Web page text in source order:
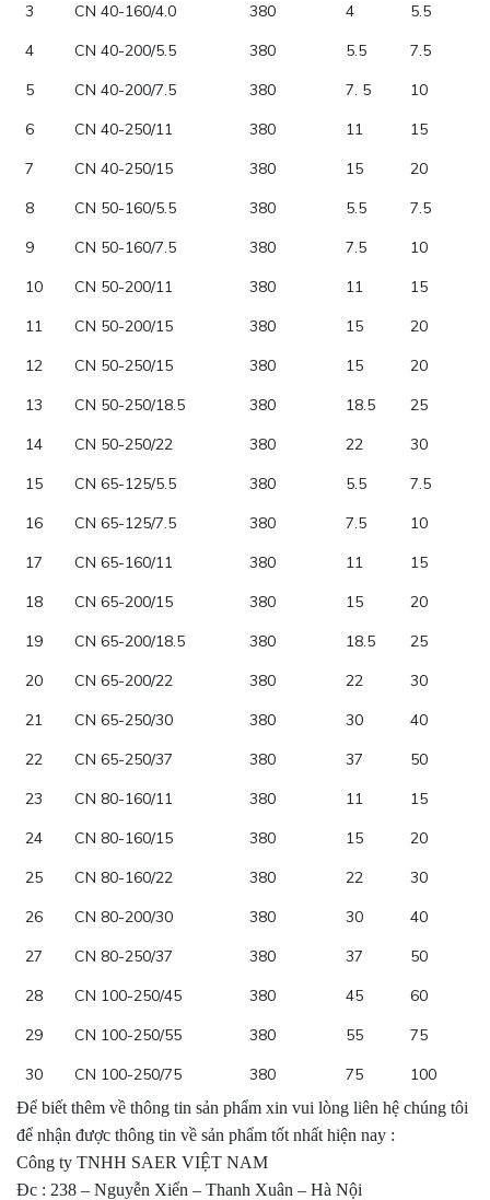
3
CN 40-160/4.0 380 4
5.5
4
CN 40-200/5.5 380 5.5
7.5
5
CN 40-200/7.5 380 7. 5
10
6
CN 40-250/11 380 11
15
7
CN 40-250/15 380 15
20
8
CN 50-160/5.5 380 5.5
7.5
9
CN 50-160/7.5 380 7.5
10
10
CN 50-200/11 380 11
15
11
CN 50-200/15 380 15
20
12
CN 50-250/15 380 15
20
13
CN 50-250/18.5 380 18.5
25
14
CN 50-250/22 380 22
30
15
CN 65-125/5.5 380 5.5
7.5
16
CN 65-125/7.5 380 7.5
10
17
CN 65-160/11 380 11
15
18
CN 65-200/15 380 15
20
19
CN 65-200/18.5 380 18.5
25
20
CN 65-200/22 380 22
30
21
CN 65-250/30 380 30
40
22
CN 65-250/37 380 37
50
23
CN 80-160/11 380 11
15
24
CN 80-160/15 380 15
20
25
CN 80-160/22 380 22
30
26
CN 80-200/30 380 30
40
27
CN 80-250/37 380 37
50
28
CN 100-250/45 380 45
60
29
CN 100-250/55 380 55
75
30
CN 100-250/75 380 75 100
Để biết thêm về thông tin sản phẩm xin vui lòng liên hệ chúng tôi
để nhận được thông tin về sản phẩm tốt nhất hiện nay :
Công ty TNHH SAER VIỆT NAM
Đc : 238 – Nguyễn Xiển – Thanh Xuân – Hà Nội